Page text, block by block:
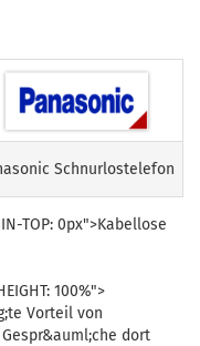
Schnurlostelefon
TOP: 0px">Kabellose
100%">
Vorteil von
dort